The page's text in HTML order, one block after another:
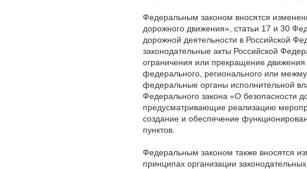
Федеральным законом вносятся
дорожного движения», статьи 17 и 30
дорожной деятельности в Российской
законодательные акты Российской
ограничения или прекращение
федерального, регионального или
федеральные органы исполнительной
Федерального закона «О безопасности
предусматривающие реализацию
создание и обеспечение
пунктов.
Федеральным законом также вносятся
принципах организации